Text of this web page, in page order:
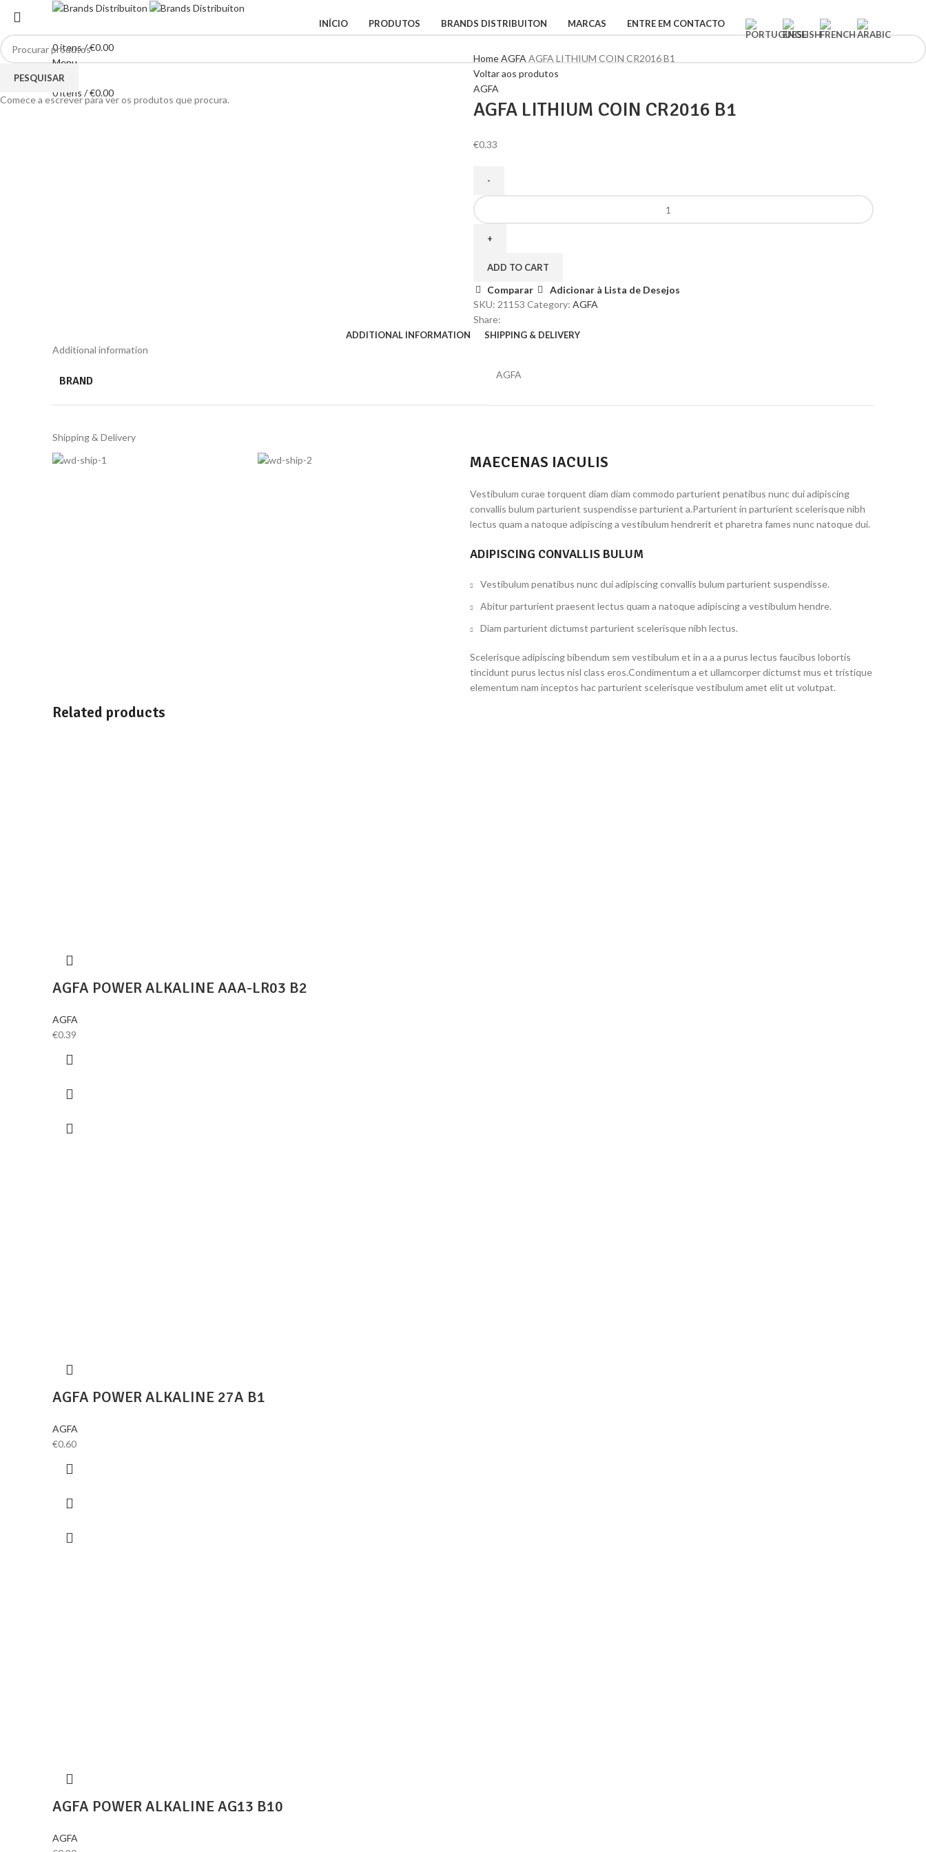
INÍCIO PRODUTOS BRANDS DISTRIBUITON MARCAS ENTRE EM CONTACTO
0itens/€0.00
Menu
0itens /€0.00
HomeAGFA AGFA LITHIUM COIN CR2016 B1
Voltar aos produtos
AGFA
AGFA LITHIUM COIN CR2016 B1
€0.33
ADD TO CART
Comparar
Adicionar à Lista de Desejos
SKU: 21153 Category: AGFA
Share:
ADDITIONAL INFORMATION SHIPPING & DELIVERY
Additional information
BRAND AGFA
Shipping & Delivery
MAECENAS IACULIS
Vestibulum curae torquent diam diam commodo parturient penatibus nunc dui adipiscing
convallis bulum parturient suspendisse parturient a.Parturient in parturient scelerisque nibh
lectus quam a natoque adipiscing a vestibulum hendrerit et pharetra fames nunc natoque dui.
ADIPISCING CONVALLIS BULUM
Vestibulum penatibus nunc dui adipiscing convallis bulum parturient suspendisse.
Abitur parturient praesent lectus quam a natoque adipiscing a vestibulum hendre.
Diam parturient dictumst parturient scelerisque nibh lectus.
Scelerisque adipiscing bibendum sem vestibulum et in a a a purus lectus faucibus lobortis
tincidunt purus lectus nisl class eros.Condimentum a et ullamcorper dictumst mus et tristique
elementum nam inceptos hac parturient scelerisque vestibulum amet elit ut volutpat.
Related products
AGFA POWER ALKALINE AAA-LR03 B2
AGFA
€0.39
AGFA POWER ALKALINE 27A B1
AGFA
€0.60
AGFA POWER ALKALINE AG13 B10
AGFA
PESQUISAR
Comece a escrever para ver os produtos que procura.